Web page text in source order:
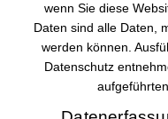
wenn Sie diese
Daten sind alle Daten,
werden können.
Datenschutz